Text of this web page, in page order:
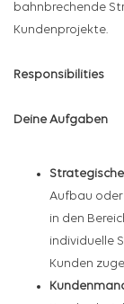
bahnbrechende
Kundenprojekte.
Responsibilities
Deine Aufgaben
Aufbau
in den
individuelle
Kunden